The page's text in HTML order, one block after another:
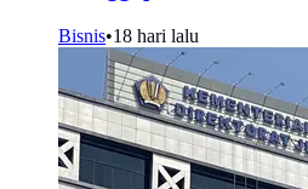
Bisnis•18 hari lalu